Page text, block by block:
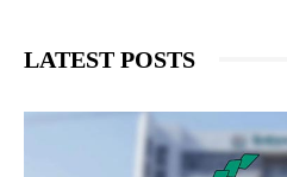
LATEST POSTS